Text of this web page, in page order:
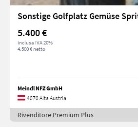
Sonstige Golfplatz Gemüse
5.400 €
inclusa IVA 20%
4.500 € netto
Meindl NFZ GmbH
4070 Alta Austria
Rivenditore Premium Plus